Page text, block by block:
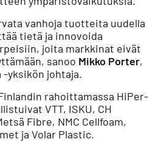
vanhoja tuotteita uudella
tietä ja innovoida
joita markkinat eivät
sanoo Mikko Porter,
-yksikön johtaja.
rahoittamassa HiPer-
VTT, ISKU, CH
Fibre, NMC Cellfoam,
ja Volar Plastic.